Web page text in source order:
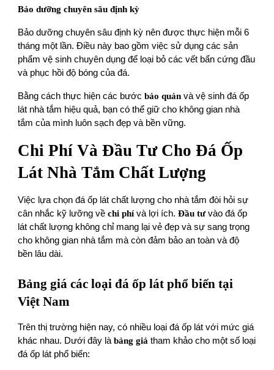
Bảo dưỡng chuyên sâu định kỳ
Bảo dưỡng chuyên sâu định kỳ nên được thực hiện mỗi 6
tháng một lần. Điều này bao gồm việc sử dụng các sản
phẩm vệ sinh chuyên dụng để loại bỏ các vết bẩn cứng đầu
và phục hồi độ bóng của đá.
Bằng cách thực hiện các bướcbảo quản và vệ sinh đá ốp
lát nhà tắm hiệu quả, bạn có thể giữ cho không gian nhà
tắm của mình luôn sạch đẹp và bền vững.
Chi Phí Và Đầu Tư Cho Đá Ốp
Lát Nhà Tắm Chất Lượng
Việc lựa chọn đá ốp lát chất lượng cho nhà tắm đòi hỏi sự
cân nhắc kỹ lưỡng vềchi phívà lợi ích.Đầu tưvào đá ốp
lát chất lượng không chỉ mang lại vẻ đẹp và sự sang trọng
cho không gian nhà tắm mà còn đảm bảo an toàn và độ
bền lâu dài.
Bảng giá các loại đá ốp lát phổ biến tại
Việt Nam
Trên thị trường hiện nay, có nhiều loại đá ốp lát với mức giá
khác nhau. Dưới đây làbảng giá tham khảo cho một số loại
đá ốp lát phổ biến: